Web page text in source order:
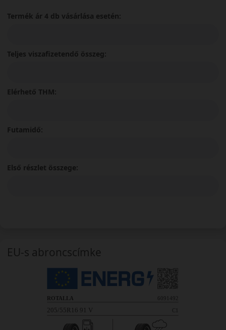
Termék ár 4 db vásárlása esetén:
Teljes viszafizetendő összeg:
Elérhető THM:
Futamidő:
Első részlet összege:
EU-s abroncscímke